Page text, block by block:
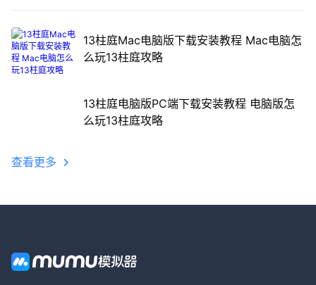
13柱庭Mac电脑版下载安装教程 Mac电脑怎
么玩13柱庭攻略
13柱庭电脑版PC端下载安装教程 电脑版怎
么玩13柱庭攻略
查看更多